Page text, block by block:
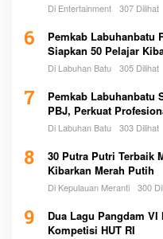
Di Entertainment 307 Dilihat
6
Pemkab Labuhanbatu
Siapkan 50 Pelajar
Di Labuhan Batu 305 Dilihat
7
Pemkab Labuhanbatu
PBJ, Perkuat
Pemerintah
Di Labuhan Batu 303 Dilihat
8
30 Putra Putri Terbaik
Kibarkan Merah Putih
Di Kepulauan Meranti 300
9
Dua Lagu Pangdam
Kompetisi HUT RI